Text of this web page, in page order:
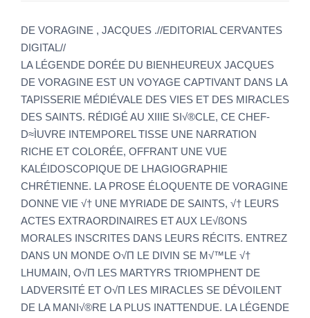
DE VORAGINE , JACQUES .//EDITORIAL CERVANTES
DIGITAL//
LA LÉGENDE DORÉE DU BIENHEUREUX JACQUES
DE VORAGINE EST UN VOYAGE CAPTIVANT DANS LA
TAPISSERIE MÉDIÉVALE DES VIES ET DES MIRACLES
DES SAINTS. RÉDIGÉ AU XIIIE SI√®CLE, CE CHEF-
D≈ÌUVRE INTEMPOREL TISSE UNE NARRATION
RICHE ET COLORÉE, OFFRANT UNE VUE
KALÉIDOSCOPIQUE DE LHAGIOGRAPHIE
CHRÉTIENNE. LA PROSE ÉLOQUENTE DE VORAGINE
DONNE VIE √† UNE MYRIADE DE SAINTS, √† LEURS
ACTES EXTRAORDINAIRES ET AUX LE√ßONS
MORALES INSCRITES DANS LEURS RÉCITS. ENTREZ
DANS UN MONDE O√Π LE DIVIN SE M√™LE √†
LHUMAIN, O√Π LES MARTYRS TRIOMPHENT DE
LADVERSITÉ ET O√Π LES MIRACLES SE DÉVOILENT
DE LA MANI√®RE LA PLUS INATTENDUE. LA LÉGENDE